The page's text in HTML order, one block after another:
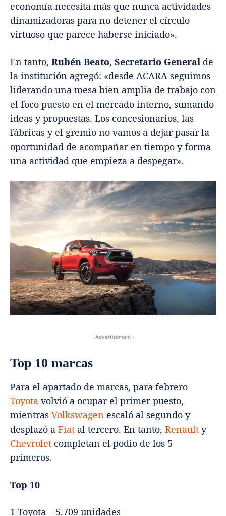
economía necesita más que nunca actividades
dinamizadoras para no detener el círculo
virtuoso que parece haberse iniciado».
En tanto, Rubén Beato, Secretario General de
la institución agregó: «desde ACARA seguimos
liderando una mesa bien amplia de trabajo con
el foco puesto en el mercado interno, sumando
ideas y propuestas. Los concesionarios, las
fábricas y el gremio no vamos a dejar pasar la
oportunidad de acompañar en tiempo y forma
una actividad que empieza a despegar».
- Advertisement -
Top 10 marcas
Para el apartado de marcas, para febrero
Toyota volvió a ocupar el primer puesto,
mientras Volkswagen escaló al segundo y
desplazó a Fiat al tercero. En tanto, Renault y
Chevrolet completan el podio de los 5
primeros.
Top 10
1 Toyota – 5.709 unidades